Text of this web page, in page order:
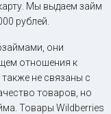
Мы выдаем займ
рублей.
они
отношения к
не связаны с
товаров, но
Товары Wildberries